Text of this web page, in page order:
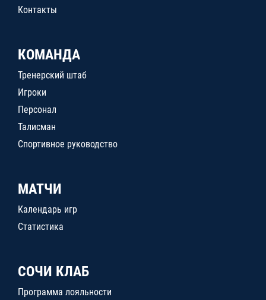
Контакты
КОМАНДА
Тренерский штаб
Игроки
Персонал
Талисман
Спортивное руководство
МАТЧИ
Календарь игр
Статистика
СОЧИ КЛАБ
Программа лояльности